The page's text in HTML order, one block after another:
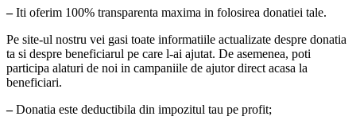
–Iti oferim 100% transparenta maxima in folosirea donatiei tale.
Pe site-ul nostru vei gasi toate informatiile actualizate despre donatia
ta si despre beneficiarul pe care l-ai ajutat. De asemenea, poti
participa alaturi de noi in campaniile de ajutor direct acasa la
beneficiari.
–Donatia este deductibila din impozitul tau pe profit;